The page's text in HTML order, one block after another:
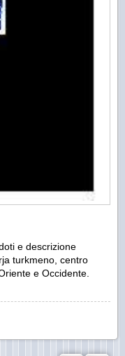
e descrizione
turkmeno, centro
e Occidente.